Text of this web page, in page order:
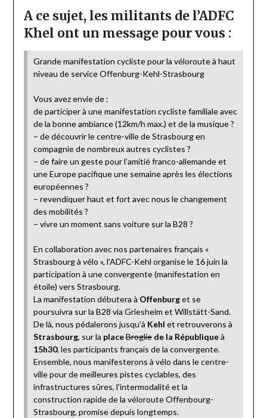
A ce sujet, les militants de l’ADFC
Khel ont un message pour vous :
Grande manifestation cycliste pour la véloroute à haut
niveau de service Offenburg-Kehl-Strasbourg
Vous avez envie de :
de participer à une manifestation cycliste familiale avec
de la bonne ambiance (12km/h max.) et de la musique ?
– de découvrir le centre-ville de Strasbourg en
compagnie de nombreux autres cyclistes ?
– de faire un geste pour l’amitié franco-allemande et
une Europe pacifique une semaine après les élections
européennes ?
– revendiquer haut et fort avec nous le changement
des mobilités ?
– vivre un moment sans voiture sur la B28 ?
En collaboration avec nos partenaires français «
Strasbourg à vélo », l’ADFC-Kehl organise le 16 juin la
participation à une convergente (manifestation en
étoile) vers Strasbourg.
La manifestation débutera à Offenburget se
poursuivra sur la B28 via Griesheim et Willstätt-Sand.
De là, nous pédalerons jusqu’à Kehl et retrouverons à
Strasbourg, sur la placeBroglie de la Républiqueà
15h30, les participants français de la convergente.
Ensemble, nous manifesterons à vélo dans le centre-
ville pour de meilleures pistes cyclables, des
infrastructures sûres, l’intermodalité et la
construction rapide de la véloroute Offenbourg-
Strasbourg, promise depuis longtemps.